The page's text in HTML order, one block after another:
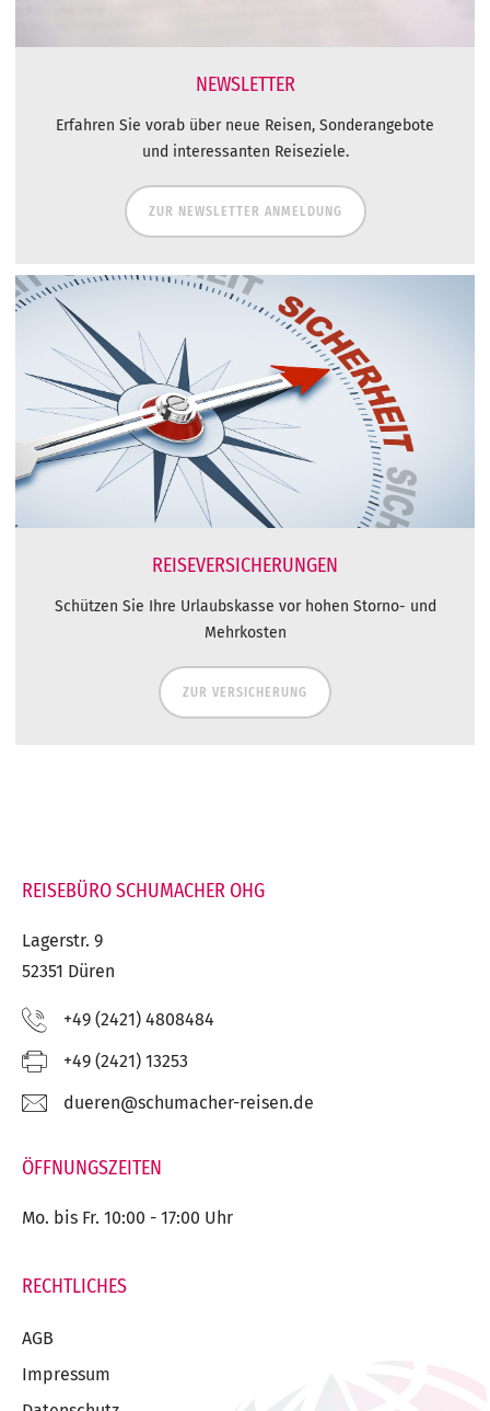
NEWSLETTER
Erfahren Sie vorab über neue Reisen, Sonderangebote
und interessanten Reiseziele.
ZUR NEWSLETTER ANMELDUNG
REISEVERSICHERUNGEN
Schützen Sie Ihre Urlaubskasse vor hohen Storno- und
Mehrkosten
ZUR VERSICHERUNG
REISEBÜRO SCHUMACHER OHG
Lagerstr. 9
52351 Düren
Telefon:
+49 (2421) 4808484
Fax:+49 (2421) 13253
E-
ed.nesier-rehcamuhcs@nereud
ÖFFNUNGSZEITEN
Mo. bis Fr. 10:00 - 17:00 Uhr
RECHTLICHES
AGB
Impressum